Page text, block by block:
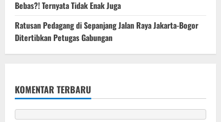
Bebas?! Ternyata Tidak Enak Juga
Ratusan Pedagang di Sepanjang Jalan Raya Jakarta-Bogor
Ditertibkan Petugas Gabungan
KOMENTAR TERBARU